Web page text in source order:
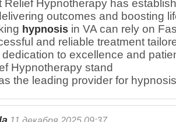
Relief Hypnotherapy has
outcomes and boosting
hypnosis in VA can rely on
and reliable treatment
to excellence and
Hypnotherapy stand
the leading provider for